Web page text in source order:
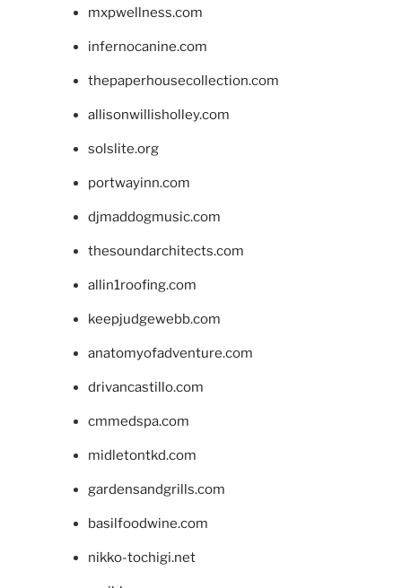
mxpwellness.com
infernocanine.com
thepaperhousecollection.com
allisonwillisholley.com
solslite.org
portwayinn.com
djmaddogmusic.com
thesoundarchitects.com
allin1roofing.com
keepjudgewebb.com
anatomyofadventure.com
drivancastillo.com
cmmedspa.com
midletontkd.com
gardensandgrills.com
basilfoodwine.com
nikko-tochigi.net